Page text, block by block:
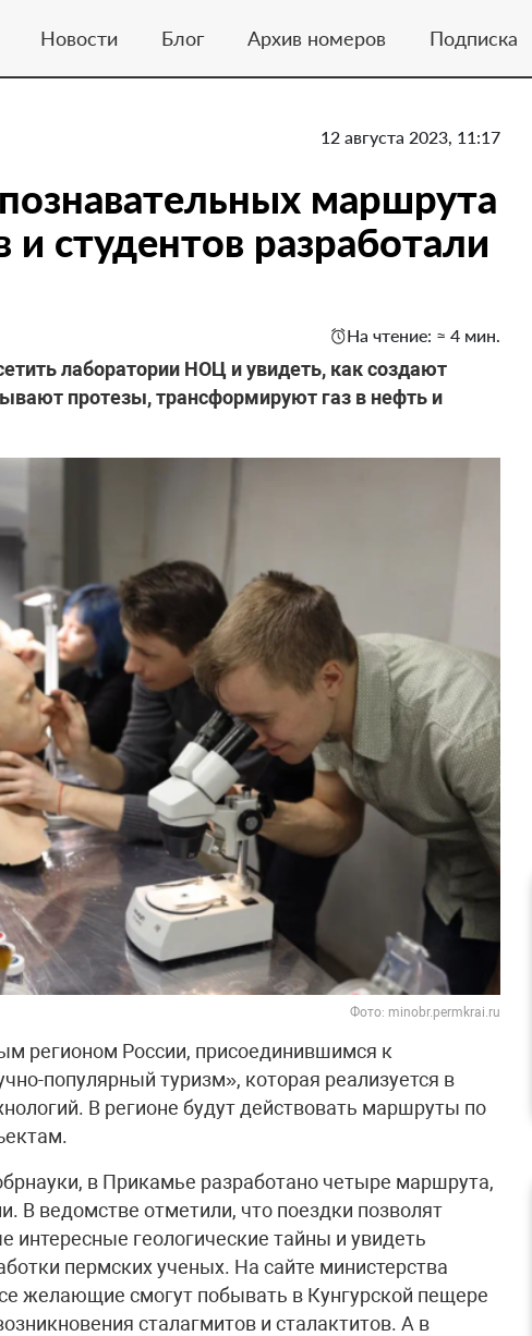
Новости Блог Архив номеров Подписка
12 августа 2023, 11:17
маршрута
студентов разработали
На чтение: ≈ 4 мин.
лаборатории НОЦ и увидеть, как создают
протезы, трансформируют газ в нефть и
Фото: minobr.permkrai.ru
регионом России, присоединившимся к
популярный туризм», которая реализуется в
В регионе будут действовать маршруты по
в Прикамье разработано четыре маршрута,
В ведомстве отметили, что поездки позволят
интересные геологические тайны и увидеть
пермских ученых. На сайте министерства
желающие смогут побывать в Кунгурской пещере
сталагмитов и сталактитов. А в